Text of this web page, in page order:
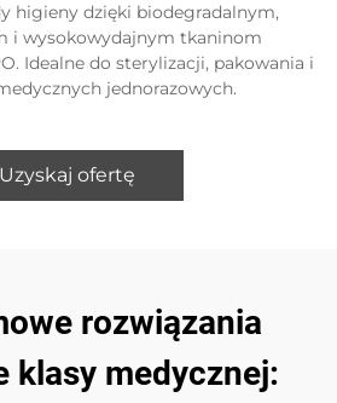
higieny dzięki biodegradalnym,
i wysokowydajnym tkaninom
Idealne do sterylizacji, pakowania i
jednorazowych.
Uzyskaj ofertę
rozwiązania
klasy medycznej: